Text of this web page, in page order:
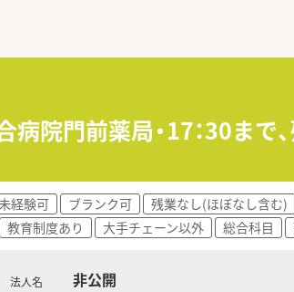
院門前薬局・17：30まで
未経験可 ブランク可 残業なし(ほぼなし含む)
教育制度あり 大手チェーン以外 総合科目
法人名 非公開